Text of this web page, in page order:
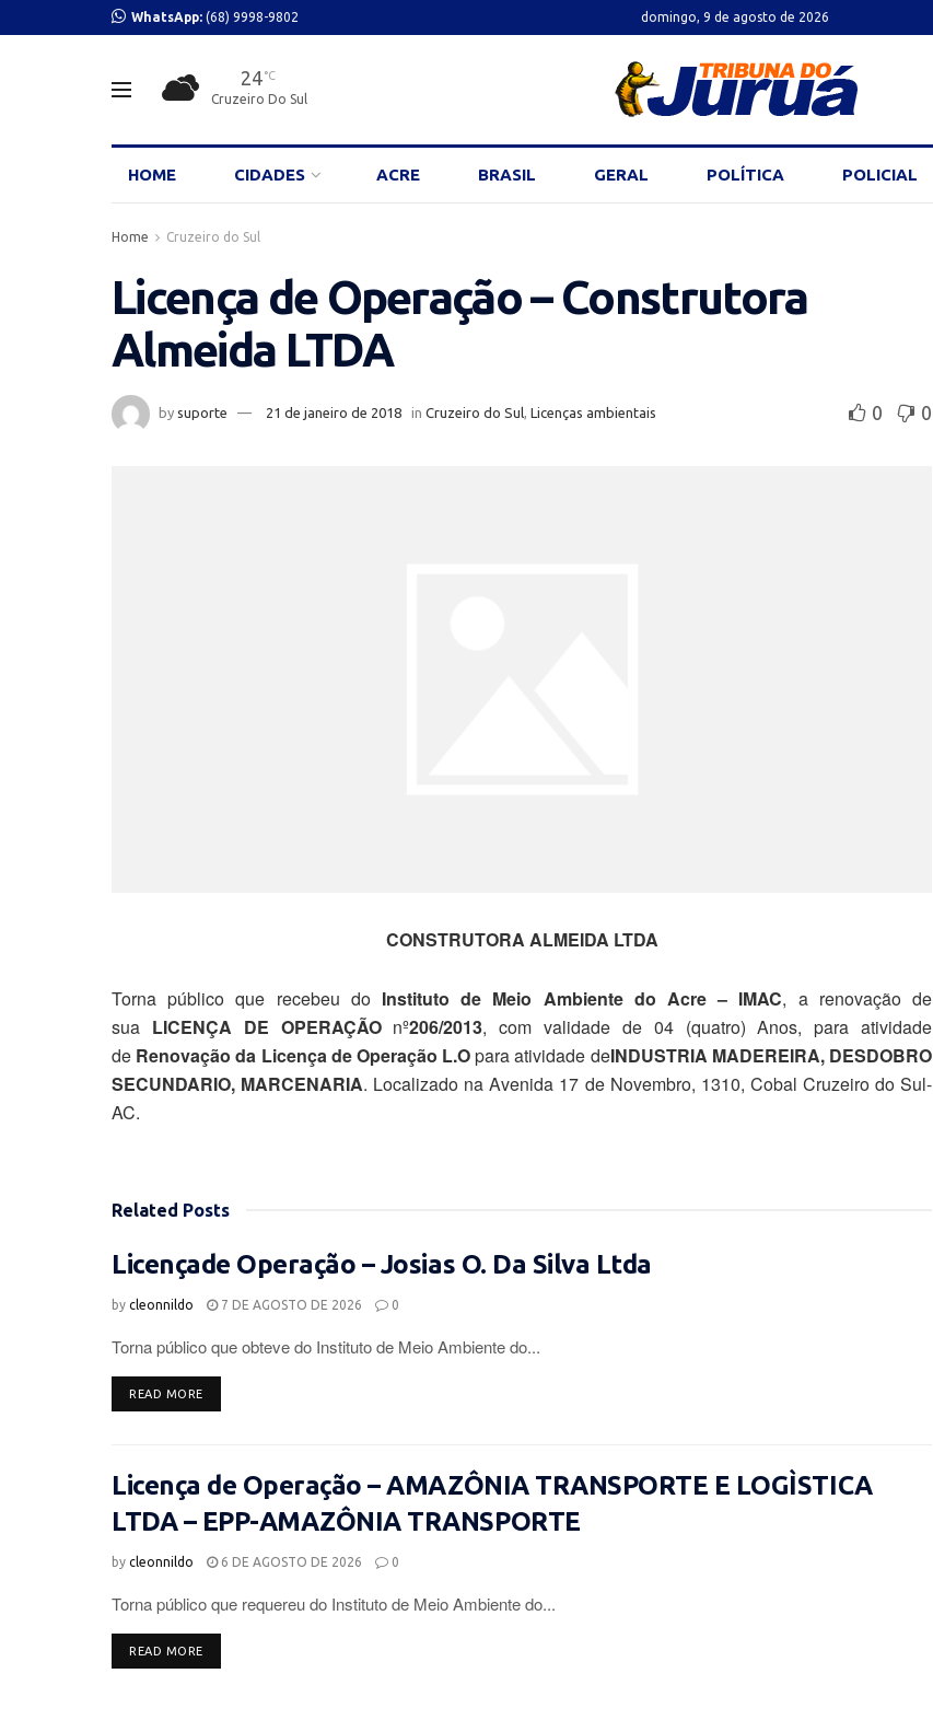
WhatsApp: (68) 9998-9802 domingo, 9 de agosto de 2026
24 °C
Cruzeiro Do Sul
HOME CIDADES ACRE BRASIL GERAL POLÍTICA POLICIAL
Home Cruzeiro do Sul
Licença de Operação – Construtora
Almeida LTDA
by suporte 21 de janeiro de 2018 in Cruzeiro do Sul Licenças ambientais 0 0
CONSTRUTORA ALMEIDA LTDA
Torna público que recebeu do Instituto de Meio Ambiente do Acre – IMAC, a renovação de
sua LICENÇA DE OPERAÇÃOnº206/2013, com validade de 04 (quatro) Anos, para atividade
de Renovação da Licença de Operação L.Oparaatividade deINDUSTRIA MADEREIRA, DESDOBRO
SECUNDARIO, MARCENARIA. Localizado na Avenida 17 de Novembro, 1310, Cobal Cruzeiro do Sul-
AC.
Related Posts
Licençade Operação – Josias O. Da Silva Ltda
by cleonnildo 7 DE AGOSTO DE 2026 0
Torna público que obteve do Instituto de Meio Ambiente do...
READ MOREDETAILS
Licença de Operação – AMAZÔNIA TRANSPORTE E LOGÌSTICA
LTDA – EPP-AMAZÔNIA TRANSPORTE
by cleonnildo 6 DE AGOSTO DE 2026 0
Torna público que requereu do Instituto de Meio Ambiente do...
READ MOREDETAILS